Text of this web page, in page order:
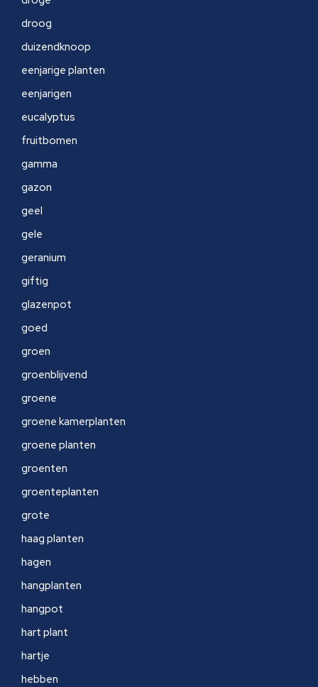
droog
duizendknoop
eenjarige planten
eenjarigen
eucalyptus
fruitbomen
gamma
gazon
geel
gele
geranium
giftig
glazenpot
goed
groen
groenblijvend
groene
groene kamerplanten
groene planten
groenten
groenteplanten
grote
haag planten
hagen
hangplanten
hangpot
hart plant
hartje
hebben